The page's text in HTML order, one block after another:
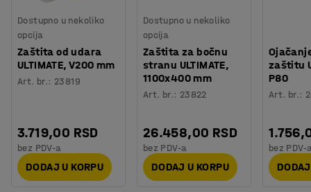
Dostupno u nekoliko
opcija
Zaštita od udara
ULTIMATE, V200 mm
Art. br.: 23819
3.719,00 RSD
bez PDV-a
DODAJ U KORPU
Dostupno u nekoliko
opcija
Zaštita za bočnu
stranu ULTIMATE,
1100x400 mm
Art. br.: 23822
26.458,00 RSD
bez PDV-a
DODAJ U KORPU
zaštitu
P80
Art. br.:
bez PDV-